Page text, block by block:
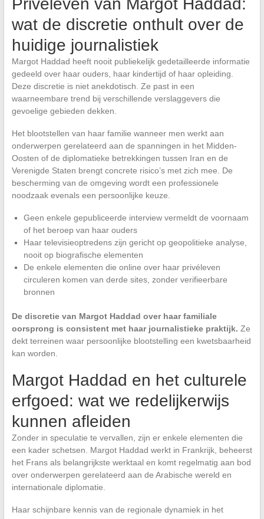
Privéleven van Margot Haddad:
wat de discretie onthult over de
huidige journalistiek
Margot Haddad heeft nooit publiekelijk gedetailleerde informatie
gedeeld over haar ouders, haar kindertijd of haar opleiding.
Deze discretie is niet anekdotisch. Ze past in een
waarneembare trend bij verschillende verslaggevers die
gevoelige gebieden dekken.
Het blootstellen van haar familie wanneer men werkt aan
onderwerpen gerelateerd aan de spanningen in het Midden-
Oosten of de diplomatieke betrekkingen tussen Iran en de
Verenigde Staten brengt concrete risico’s met zich mee. De
bescherming van de omgeving wordt een professionele
noodzaak evenals een persoonlijke keuze.
Geen enkele gepubliceerde interview vermeldt de voornaam
of het beroep van haar ouders
Haar televisieoptredens zijn gericht op geopolitieke analyse,
nooit op biografische elementen
De enkele elementen die online over haar privéleven
circuleren komen van derde sites, zonder verifieerbare
bronnen
De discretie van Margot Haddad over haar familiale
oorsprong is consistent met haar journalistieke praktijk. Ze
dekt terreinen waar persoonlijke blootstelling een kwetsbaarheid
kan worden.
Margot Haddad en het culturele
erfgoed: wat we redelijkerwijs
kunnen afleiden
Zonder in speculatie te vervallen, zijn er enkele elementen die
een kader schetsen. Margot Haddad werkt in Frankrijk, beheerst
het Frans als belangrijkste werktaal en komt regelmatig aan bod
over onderwerpen gerelateerd aan de Arabische wereld en
internationale diplomatie.
Haar schijnbare kennis van de regionale dynamiek in het